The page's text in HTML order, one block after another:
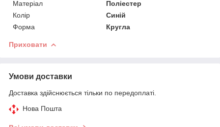
Матеріал
Поліестер
Колір
Синій
Форма
Кругла
Приховати
Умови доставки
Доставка здійснюється тільки по передоплаті.
Нова Пошта